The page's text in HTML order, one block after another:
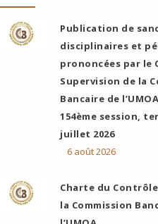
Publication de
disciplinaires et
prononcées par le
Supervision de la
Bancaire de
154ème session,
juillet 2026
6 août 2026
Charte du
la Commission